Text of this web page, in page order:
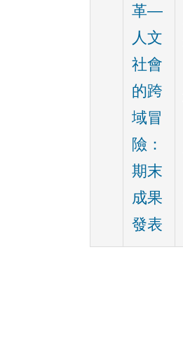
革—
人文
社會
的跨
域冒
險：
期末
成果
發表